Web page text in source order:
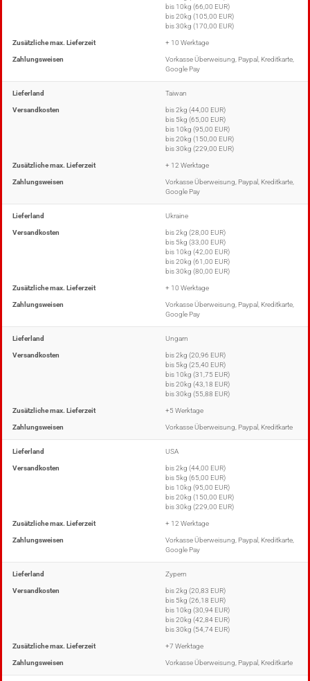
bis 10kg (66,00 EUR)
bis 20kg (105,00 EUR)
bis 30kg (170,00 EUR)
Zusätzliche max. Lieferzeit + 10 Werktage
Zahlungsweisen
Vorkasse Überweisung, Paypal, Kreditkarte,
Google Pay
Lieferland Taiwan
Versandkosten
bis 2kg (44,00 EUR)
bis 5kg (65,00 EUR)
bis 10kg (95,00 EUR)
bis 20kg (150,00 EUR)
bis 30kg (229,00 EUR)
Zusätzliche max. Lieferzeit + 12 Werktage
Zahlungsweisen
Vorkasse Überweisung, Paypal, Kreditkarte,
Google Pay
Lieferland Ukraine
Versandkosten
bis 2kg (28,00 EUR)
bis 5kg (33,00 EUR)
bis 10kg (42,00 EUR)
bis 20kg (61,00 EUR)
bis 30kg (80,00 EUR)
Zusätzliche max. Lieferzeit + 10 Werktage
Zahlungsweisen
Vorkasse Überweisung, Paypal, Kreditkarte,
Google Pay
Lieferland Ungarn
Versandkosten
bis 2kg (20,96 EUR)
bis 5kg (25,40 EUR)
bis 10kg (31,75 EUR)
bis 20kg (43,18 EUR)
bis 30kg (55,88 EUR)
Zusätzliche max. Lieferzeit +5 Werktage
Zahlungsweisen Vorkasse Überweisung, Paypal, Kreditkarte
Lieferland USA
Versandkosten
bis 2kg (44,00 EUR)
bis 5kg (65,00 EUR)
bis 10kg (95,00 EUR)
bis 20kg (150,00 EUR)
bis 30kg (229,00 EUR)
Zusätzliche max. Lieferzeit + 12 Werktage
Zahlungsweisen
Vorkasse Überweisung, Paypal, Kreditkarte,
Google Pay
Lieferland Zypern
Versandkosten
bis 2kg (20,83 EUR)
bis 5kg (26,18 EUR)
bis 10kg (30,94 EUR)
bis 20kg (42,84 EUR)
bis 30kg (54,74 EUR)
Zusätzliche max. Lieferzeit +7 Werktage
Zahlungsweisen Vorkasse Überweisung, Paypal, Kreditkarte